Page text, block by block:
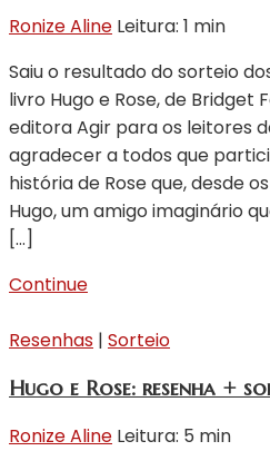
Ronize Aline Leitura: 1 min
Saiu o resultado do sorteio
livro Hugo e Rose, de Bridget
editora Agir para os leitores
agradecer a todos que
história de Rose que, desde
Hugo, um amigo imaginário
[…]
Continue
Resenhas | Sorteio
Hugo e Rose: resenha +
Ronize Aline Leitura: 5 min